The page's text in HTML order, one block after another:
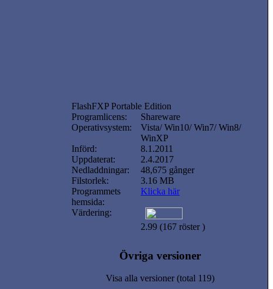
FlashFXP Portable Edition
Programlicens:
Shareware
Operativsystem:
Vista/ Win10/ Win7/ Win8/
WinXP
Införd:
8.1.2011
Uppdaterat:
2.4.2017
Nedladdningar:
48,675 gånger
Filstorlek:
3.16 MB
Programmets
hemsida:
Klicka här
Värdering:
2.99 (167 röster )
Övriga versioner
Visa alla versioner (total 119)